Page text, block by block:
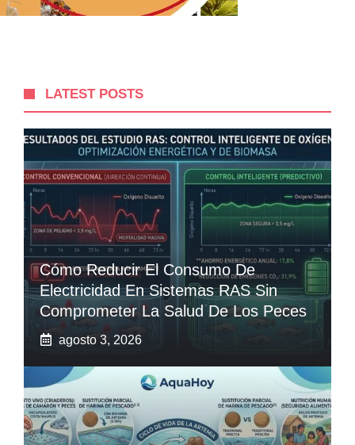
LATEST POSTS
Cómo Reducir El Consumo De
Electricidad En Sistemas RAS Sin
Comprometer La Salud De Los Peces
agosto 3, 2026